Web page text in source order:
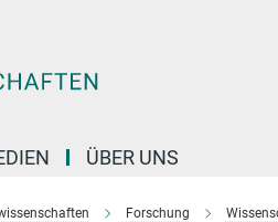
ÜBER UNS
Forschung